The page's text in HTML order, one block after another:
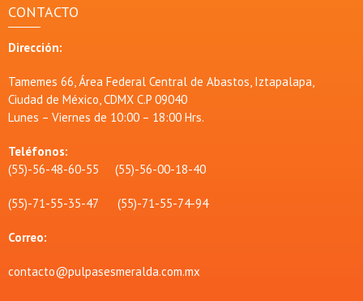
CONTACTO
Dirección:
Tamemes 66, Área Federal Central de Abastos, Iztapalapa,
Ciudad de México, CDMX C.P 09040
Lunes – Viernes de 10:00 – 18:00 Hrs.
Teléfonos:
(55)-56-48-60-55 (55)-56-00-18-40
(55)-71-55-35-47 (55)-71-55-74-94
Correo:
contacto@pulpasesmeralda.com.mx